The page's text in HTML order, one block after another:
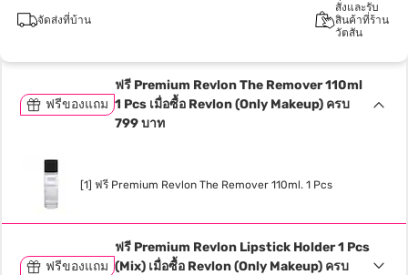
จัดส่งที่บ้าน
สั่งและรับ
สินค้าที่ร้าน
วัตสัน
ฟรีของแถม
ฟรี Premium Revlon The Remover 110ml
1 Pcs เมื่อซื้อ Revlon (Only Makeup) ครบ
799 บาท
[1] ฟรี Premium Revlon The Remover 110ml. 1 Pcs
ฟรีของแถม
ฟรี Premium Revlon Lipstick Holder 1 Pcs
(Mix) เมื่อซื้อ Revlon (Only Makeup) ครบ